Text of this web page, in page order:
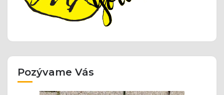
Pozývame Vás